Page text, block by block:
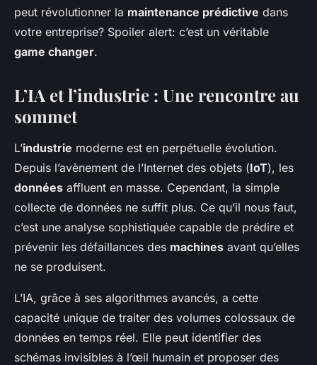
peut révolutionner la maintenance prédictive dans
votre entreprise? Spoiler alert: c’est un véritable
game changer.
L’IA et l’industrie : Une rencontre au
sommet
L’industrie moderne est en perpétuelle évolution.
Depuis l’avènement de l’Internet des objets (IoT), les
données affluent en masse. Cependant, la simple
collecte de données ne suffit plus. Ce qu’il nous faut,
c’est une analyse sophistiquée capable de prédire et
prévenir les défaillances des machines avant qu’elles
ne se produisent.
L’IA, grâce à ses algorithmes avancés, a cette
capacité unique de traiter des volumes colossaux de
données en temps réel. Elle peut identifier des
schémas invisibles à l’œil humain et proposer des